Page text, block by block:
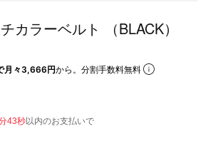
カラーベルト （BLACK）
月々3,666円から。分割手数料無料
43秒以内のお支払いで